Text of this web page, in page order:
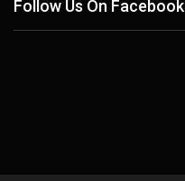
Follow Us On Facebook